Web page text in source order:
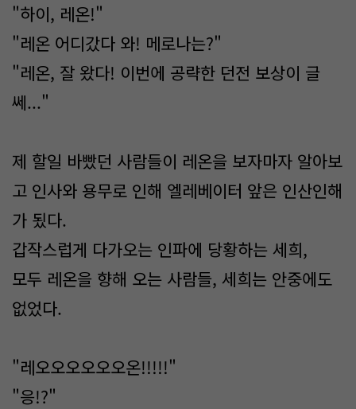
"하이, 레온!"
"레온 어디갔다 와! 메로나는?"
"레온, 잘 왔다! 이번에 공략한 던전 보상이 글
쎄..."
제 할일 바빴던 사람들이 레온을 보자마자 알아보
고 인사와 용무로 인해 엘레베이터 앞은 인산인해
가 됬다.
갑작스럽게 다가오는 인파에 당황하는 세희,
모두 레온을 향해 오는 사람들, 세희는 안중에도
없었다.
"레오오오오오오온!!!!!"
"응!?"